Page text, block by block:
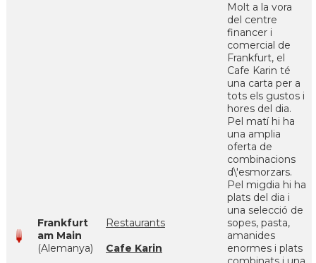
Frankfurt
am Main
(Alemanya)
Restaurants
Cafe Karin
Molt a la vora
del centre
financer i
comercial de
Frankfurt, el
Cafe Karin té
una carta per a
tots els gustos i
hores del dia.
Pel matí hi ha
una amplia
oferta de
combinacions
d\'esmorzars.
Pel migdia hi ha
plats del dia i
una selecció de
sopes, pasta,
amanides
enormes i plats